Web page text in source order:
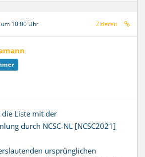
10:00 Uhr Zitieren
Liste mit der
durch NCSC-NL [NCSC2021]
ursprünglichen